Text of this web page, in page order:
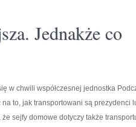
Jednakże co
w chwili współczesnej jednostka
to, jak transportowani są prezydenci
sejfy domowe dotyczy także